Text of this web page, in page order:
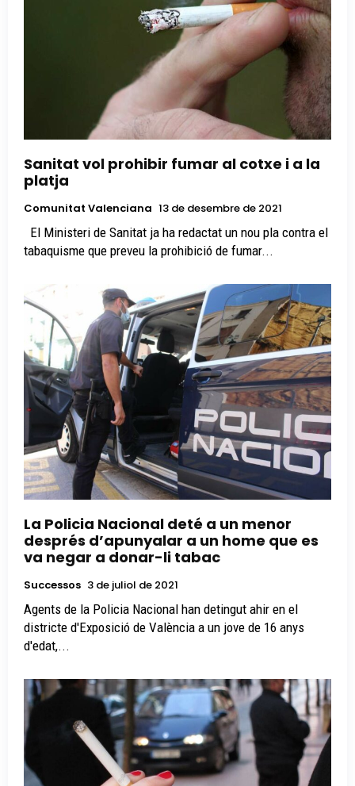
Sanitat vol prohibir fumar al cotxe i a la
platja
Comunitat Valenciana 13 de desembre de 2021
tabaquisme que preveu la prohibició de fumar...
La Policia Nacional deté a un menor
després d’apunyalar a un home que es
va negar a donar-li tabac
Successos 3 de juliol de 2021
Agents de la Policia Nacional han detingut ahir en el
districte d'Exposició de València a un jove de 16 anys
d'edat,...